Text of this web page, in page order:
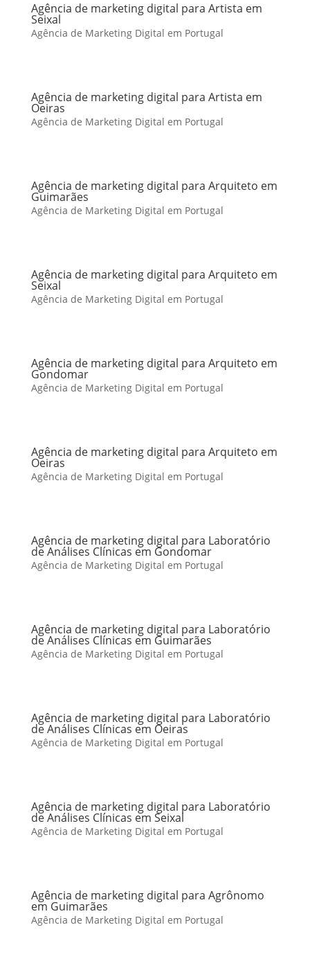
Agência de marketing digital para Artista em
Seixal
Agência de Marketing Digital em Portugal
Agência de marketing digital para Artista em
Oeiras
Agência de Marketing Digital em Portugal
Agência de marketing digital para Arquiteto em
Guimarães
Agência de Marketing Digital em Portugal
Agência de marketing digital para Arquiteto em
Seixal
Agência de Marketing Digital em Portugal
Agência de marketing digital para Arquiteto em
Gondomar
Agência de Marketing Digital em Portugal
Agência de marketing digital para Arquiteto em
Oeiras
Agência de Marketing Digital em Portugal
Agência de marketing digital para Laboratório
de Análises Clínicas em Gondomar
Agência de Marketing Digital em Portugal
Agência de marketing digital para Laboratório
de Análises Clínicas em Guimarães
Agência de Marketing Digital em Portugal
Agência de marketing digital para Laboratório
de Análises Clínicas em Oeiras
Agência de Marketing Digital em Portugal
Agência de marketing digital para Laboratório
de Análises Clínicas em Seixal
Agência de Marketing Digital em Portugal
Agência de marketing digital para Agrônomo
em Guimarães
Agência de Marketing Digital em Portugal